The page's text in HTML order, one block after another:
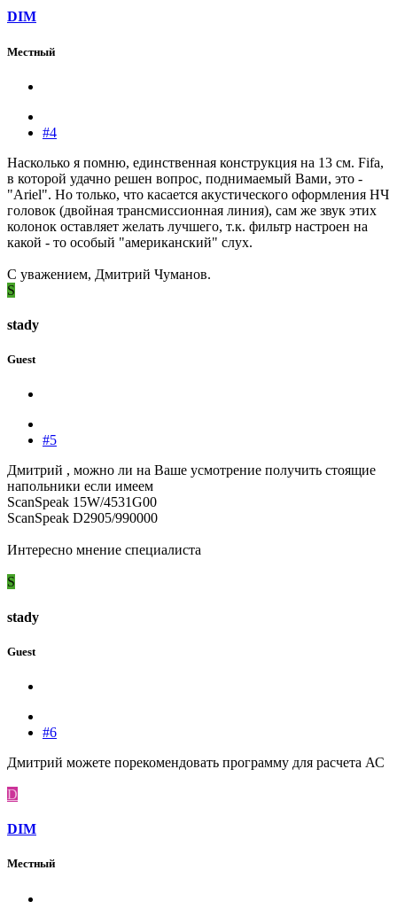
DIM
Местный
#4
Насколько я помню, единственная конструкция на 13 см. Fifa,
в которой удачно решен вопрос, поднимаемый Вами, это -
"Ariel". Но только, что касается акустического оформления НЧ
головок (двойная трансмиссионная линия), сам же звук этих
колонок оставляет желать лучшего, т.к. фильтр настроен на
какой - то особый "американский" слух.
С уважением, Дмитрий Чуманов.
S
stady
Guest
#5
Дмитрий , можно ли на Ваше усмотрение получить стоящие
напольники если имеем
ScanSpeak 15W/4531G00
ScanSpeak D2905/990000
Интересно мнение специалиста
S
stady
Guest
#6
Дмитрий можете порекомендовать программу для расчета АС
D
DIM
Местный